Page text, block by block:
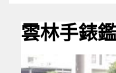
雲林手錶